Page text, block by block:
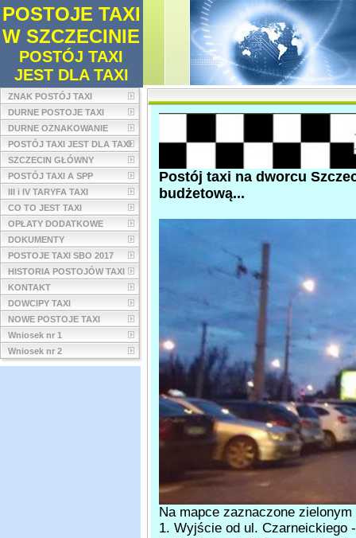
POSTOJE TAXI
W SZCZECINIE
POSTÓJ TAXI
JEST DLA TAXI
ZNAK POSTÓJ TAXI
DURNE POSTOJE TAXI
DURNE OZNAKOWANIE
POSTÓJ TAXI JEST DLA TAXI
SZCZECIN GŁÓWNY
POSTÓJ TAXI A SPP
III i IV TARYFA TAXI
CO TO JEST TAXI
OPŁATY DODATKOWE
DOKUMENTY
POSTOJE TAXI SBO 2017
HISTORIA POSTOJÓW TAXI
KONTAKT
DOWCIPY TAXI
NOWE POSTOJE TAXI
Wniosek nr 1
Wniosek nr 2
Postój taxi na dworcu
budżetową...
Na mapce zaznaczone
1. Wyjście od ul. Czarneickiego